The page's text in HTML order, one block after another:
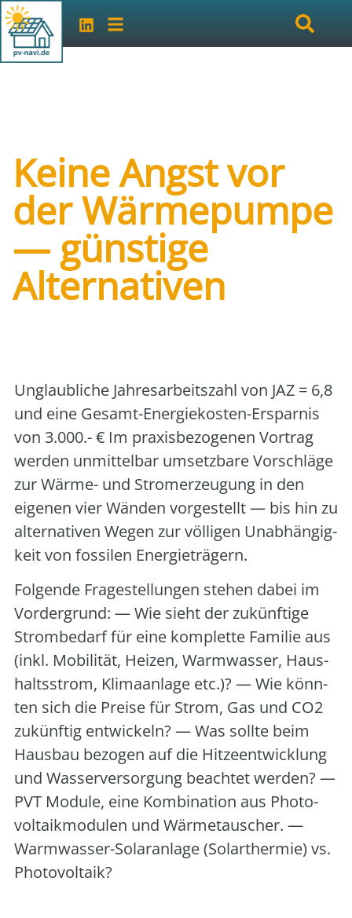
Keine Angst vor
der Wärmepumpe
— günstige
Alternativen
Unglaub­li­che Jah­res­ar­beits­zahl von JAZ = 6,8
und eine Gesamt-Ener­gie­kos­ten-Erspar­nis
von 3.000.- € Im pra­xis­be­zo­ge­nen Vor­trag
wer­den unmit­tel­bar umsetz­ba­re Vor­schlä­ge
zur Wär­me- und Strom­erzeu­gung in den
eige­nen vier Wän­den vor­ge­stellt — bis hin zu
alter­na­ti­ven Wegen zur völ­li­gen Unab­hän­gig­
keit von fos­si­len Ener­gie­trä­gern.
Fol­gen­de Fra­ge­stel­lun­gen ste­hen dabei im
Vor­der­grund: — Wie sieht der zukünf­ti­ge
Strom­be­darf für eine kom­plet­te Fami­lie aus
(inkl. Mobi­li­tät, Hei­zen, Warm­was­ser, Haus­
halts­strom, Kli­ma­an­la­ge etc.)? — Wie könn­
ten sich die Prei­se für Strom, Gas und CO2
zukünf­tig ent­wi­ckeln? — Was soll­te beim
Haus­bau bezo­gen auf die Hit­ze­ent­wick­lung
und Was­ser­ver­sor­gung beach­tet wer­den? —
PVT Modu­le, eine Kom­bi­na­ti­on aus Pho­to­
vol­ta­ik­mo­du­len und Wär­me­tau­scher. —
Warm­was­ser-Solar­an­la­ge (Solar­ther­mie) vs.
Pho­to­vol­ta­ik?